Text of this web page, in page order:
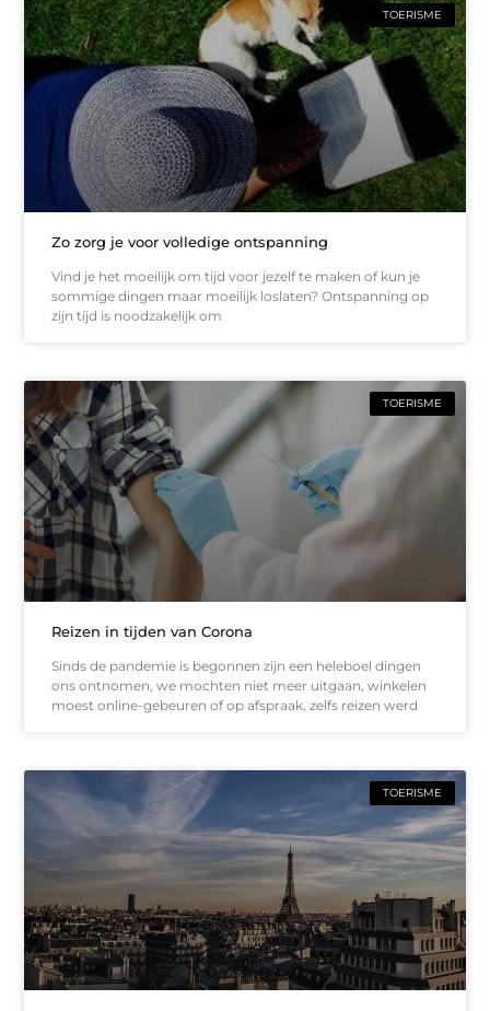
TOERISME
Zo zorg je voor volledige ontspanning
Vind je het moeilijk om tijd voor jezelf te maken of kun je
sommige dingen maar moeilijk loslaten? Ontspanning op
zijn tijd is noodzakelijk om
TOERISME
Reizen in tijden van Corona
Sinds de pandemie is begonnen zijn een heleboel dingen
ons ontnomen, we mochten niet meer uitgaan, winkelen
moest online-gebeuren of op afspraak, zelfs reizen werd
TOERISME